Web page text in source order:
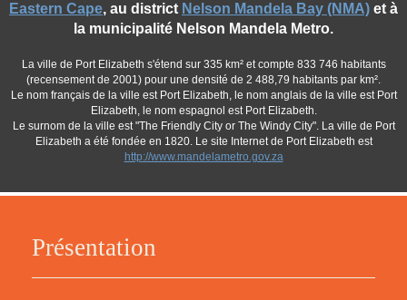
Présentation
Eastern Cape, au district Nelson Mandela Bay (NMA) et à
la municipalité Nelson Mandela Metro.
La ville de Port Elizabeth s'étend sur 335 km² et compte 833 746 habitants
(recensement de 2001) pour une densité de 2 488,79 habitants par km².
Le nom français de la ville est Port Elizabeth, le nom anglais de la ville est Port
Elizabeth, le nom espagnol est Port Elizabeth.
Le surnom de la ville est "The Friendly City or The Windy City". La ville de Port
Elizabeth a été fondée en 1820. Le site Internet de Port Elizabeth est
http://www.mandelametro.gov.za